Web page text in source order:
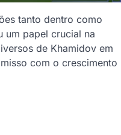
tanto dentro como
um papel crucial na
de Khamidov em
com o crescimento